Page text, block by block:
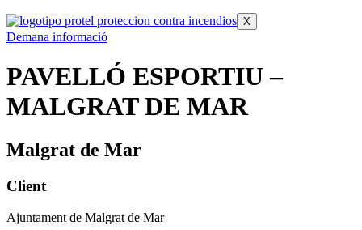
X
Demana informació
PAVELLÓ ESPORTIU –
MALGRAT DE MAR
Malgrat de Mar
Client
Ajuntament de Malgrat de Mar